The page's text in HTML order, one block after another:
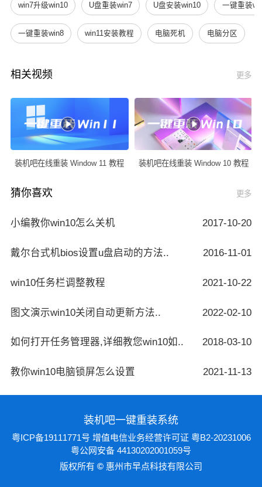
win7升级win10 U盘重装win7 U盘安装win10 一键重装
一键重装win8 win11安装教程 电脑死机 电脑分区
相关视频 更多
装机吧在线重装 Window 11 教程 装机吧在线重装 Window 10 教程
猜你喜欢 更多
小编教你win10怎么关机 2017-10-20
戴尔台式机bios设置u盘启动的方法.. 2016-11-01
win10任务栏调整教程 2021-10-22
图文演示win10关闭自动更新方法.. 2022-02-10
如何打开任务管理器,详细教您win10如.. 2018-03-10
教你win10电脑锁屏怎么设置 2021-11-13
装机吧一键重装系统
粤ICP备19111771号 增值电信业务经营许可证 粤B2-20231006
粤公网安备 44130202001059号
版权所有 © 惠州市早点科技有限公司